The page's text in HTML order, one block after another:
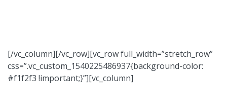
[/vc_column][/vc_row][vc_row full_width=”stretch_row”
css=”.vc_custom_1540225486937{background-color:
#f1f2f3 !important;}”][vc_column]